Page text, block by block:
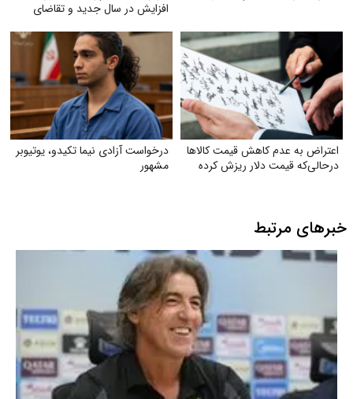
افزایش در سال جدید و تقاضای
اعتراض به عدم کاهش‌ قیمت کالاها
درحالی‌که قیمت دلار ریزش کرده
درخواست آزادی نیما تکیدو، یوتیوبر
مشهور
خبرهای مرتبط